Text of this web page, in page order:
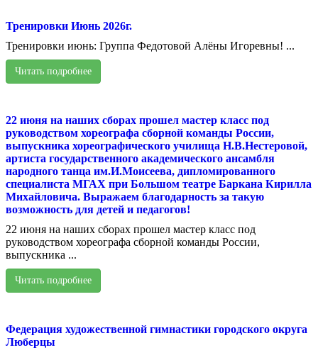
Тренировки Июнь 2026г.
Тренировки июнь: Группа Федотовой Алёны Игоревны! ...
Читать подробнее
22 июня на наших сборах прошел мастер класс под
руководством хореографа сборной команды России,
выпускника хореографического училища Н.В.Нестеровой,
артиста государственного академического ансамбля
народного танца им.И.Моисеева, дипломированного
специалиста МГАХ при Большом театре Баркана Кирилла
Михайловича. Выражаем благодарность за такую
возможность для детей и педагогов!
22 июня на наших сборах прошел мастер класс под
руководством хореографа сборной команды России,
выпускника ...
Читать подробнее
Федерация художественной гимнастики городского округа
Люберцы